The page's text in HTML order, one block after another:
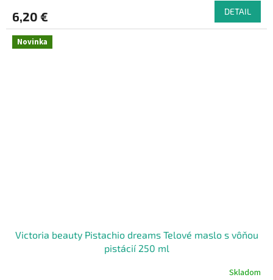
6,20 € DETAIL
Novinka
Victoria beauty Pistachio dreams Telové maslo s vôňou
pistácií 250 ml
Skladom